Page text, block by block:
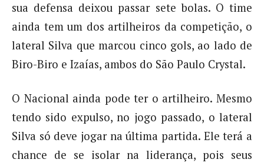
sua defensa deixou passar sete bolas. O time
ainda tem um dos artilheiros da competição, o
lateral Silva que marcou cinco gols, ao lado de
Biro-Biro e Izaías, ambos do São Paulo Crystal.
O Nacional ainda pode ter o artilheiro. Mesmo
tendo sido expulso, no jogo passado, o lateral
Silva só deve jogar na última partida. Ele terá a
chance de se isolar na liderança, pois seus